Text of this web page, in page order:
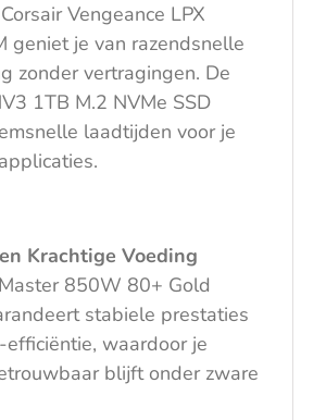
Vengeance LPX
geniet je van razendsnelle
zonder vertragingen. De
1TB M.2 NVMe SSD
laadtijden voor je
Krachtige Voeding
850W 80+ Gold
stabiele prestaties
efficiëntie, waardoor je
blijft onder zware